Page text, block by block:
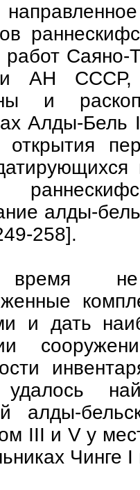
Саяно-
АН
и
Алды-
алды-
258].
время не
и дать
удалось
алды-
III и V у
Чинге I